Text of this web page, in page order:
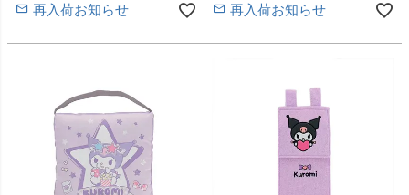
再入荷お知らせ
再入荷お知らせ